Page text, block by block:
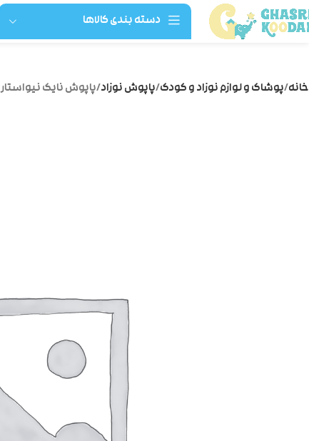
دسته بندی کالاها
خانه پوشاک و لوازم نوزاد و کودک پاپوش نوزاد پاپوش نایک نیواستار